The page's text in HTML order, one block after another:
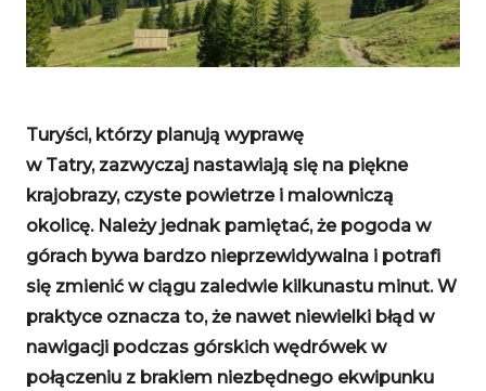
Turyści, którzy planują wyprawę
w Tatry, zazwyczaj nastawiają się na piękne
krajobrazy, czyste powietrze i malowniczą
okolicę. Należy jednak pamiętać, że pogoda w
górach bywa bardzo nieprzewidywalna i potrafi
się zmienić w ciągu zaledwie kilkunastu minut. W
praktyce oznacza to, że nawet niewielki błąd w
nawigacji podczas górskich wędrówek w
połączeniu z brakiem niezbędnego ekwipunku